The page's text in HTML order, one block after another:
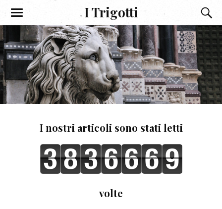
I Trigotti
I nostri articoli sono stati letti
volte